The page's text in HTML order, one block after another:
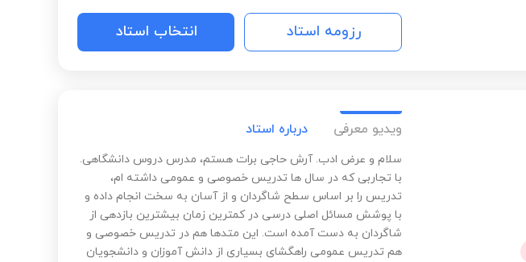
سازی مسیر آموزشی- و پاسخگویی و در دسترس بودن برای شاگرد
در خارج از بازه زمانی تدریس- پتانسیل تدریس مفهومی هم به طور
تشریحی و هم تستی و صد البته انضباط و‌ جدیت و تعهد و احساس
رزومه استاد انتخاب استاد
ویدیو معرفی درباره استاد
سلام و عرض ادب. آرش حاجی برات هستم، مدرس دروس دانشگاهی.
با تجاربی که در سال ها تدریس خصوصی و عمومی داشته ام،
تدریس را بر اساس سطح شاگردان و از آسان به سخت انجام داده و
با پوشش مسائل اصلی درسی در کمترین زمان بیشترین بازدهی از
شاگردان به دست آمده است. این متدها هم در تدریس خصوصی و
هم تدریس عمومی راهگشای بسیاری از دانش آموزان و دانشجویان